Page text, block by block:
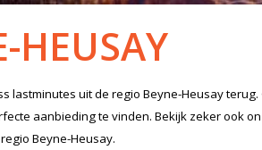
HEUSAY
lastminutes uit de regio Beyne-Heusayterug.
aanbieding te vinden. Bekijk zeker ook
Beyne-Heusay.